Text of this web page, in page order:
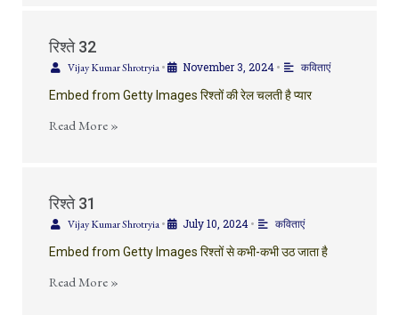
रिश्ते 32
Vijay Kumar Shrotryia• November 3, 2024•
कविताएं
Embed from Getty Images रिश्तों की रेल चलती है प्यार
Read More »
रिश्ते 31
Vijay Kumar Shrotryia• July 10, 2024•
कविताएं
Embed from Getty Images रिश्तों से कभी-कभी उठ जाता है
Read More »